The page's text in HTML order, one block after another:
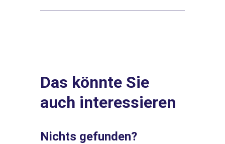
Das könnte Sie
auch interessieren
Nichts gefunden?